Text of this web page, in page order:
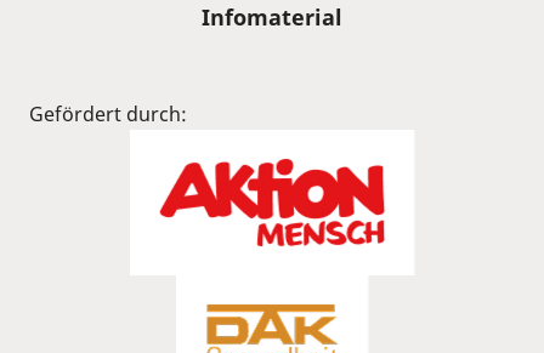
Infomaterial
Gefördert durch: